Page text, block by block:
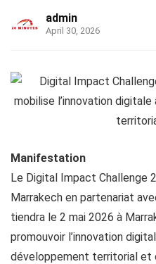
admin
April 30, 2026
Manifestation
Le Digital Impact Challenge
Marrakech en partenariat
tiendra le 2 mai 2026 à
promouvoir l’innovation
développement territorial et